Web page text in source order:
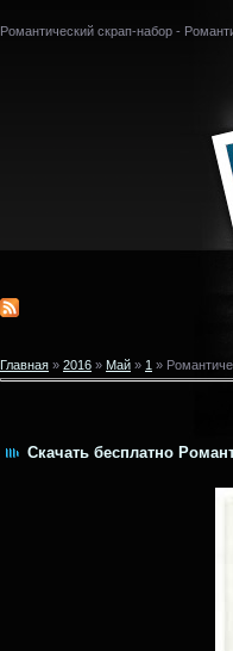
Романтический скрап-набор -
Главная » 2016 » Май » 1 »
Скачать бесплатно